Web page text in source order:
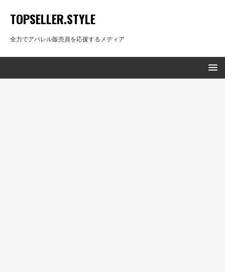
TOPSELLER.STYLE
全力でアパレル販売員を応援するメディア